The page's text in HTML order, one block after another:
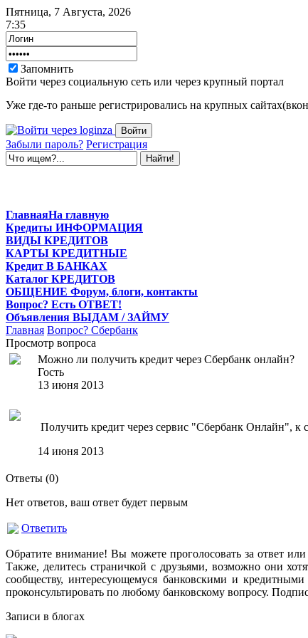
Пятница, 7 Августа, 2026
7:35
Запомнить
Войти через социальную сеть или через крупный портал
Уже где-то раньше регистрировались на крупных
Забыли пароль? Регистрация
ГлавнаяНа главную
Кредиты ИНФОРМАЦИЯ
ВИДЫ КРЕДИТОВ
КАРТЫ КРЕДИТНЫЕ
Кредит В БАНКАХ
Каталог КРЕДИТОВ
ОБЩЕНИЕ Форум, блоги, контакты
Вопрос? Есть ОТВЕТ!
Объявления ВЫДАМ / ЗАЙМУ
Главная Вопрос? Сбербанк
Просмотр вопроса
Можно ли получить кредит через Сбербанк онлайн?
Гость
13 июня 2013
Получить кредит через сервис "Сбербанк Онлайн", к
14 июня 2013
Ответы (0)
Нет ответов, ваш ответ будет первым
Ответить
Обратите внимание! Вы можете проголосовать за ответ
Также, делитесь страничкой с друзьями, возможно они
сообществу, интересующемуся банковскими и
проконсультировать по любому банковскому вопросу.
Записи в блогах